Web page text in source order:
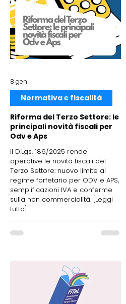
Riforma del Terzo Settore: le
principali novità fiscali per
Odv e Aps
Il D.Lgs. 186/2025 rende
operative le novità fiscali del
Terzo Settore: nuovo limite al
regime forfetario per ODV e APS,
semplificazioni IVA e conferme
sulla non commercialità. [Leggi
tutto]
Normativa e fiscalità
8 gen